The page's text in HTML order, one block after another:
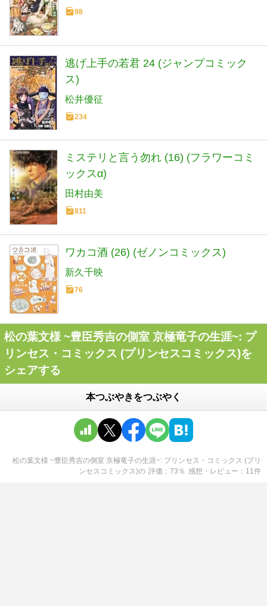
98
逃げ上手の若君 24 (ジャンプコミック
ス)
松井優征
234
ミステリと言う勿れ (16) (フラワーコミ
ックスα)
田村由美
811
ワカコ酒 (26) (ゼノンコミックス)
新久千映
76
松の葉文様 ~豊臣秀吉の側室 京極竜子の生涯~: プ
リンセス・コミックス (プリンセスコミックス)を
シェアする
本つぶやきをつぶやく
松の葉文様 ~豊臣秀吉の側室 京極竜子の生涯~: プリンセス・コミックス (プリ
ンセスコミックス)の 評価 73 ％ 感想・レビュー 11件